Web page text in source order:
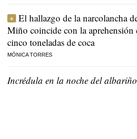
El hallazgo de la narcolancha
Miño coincide con la aprehensión
cinco toneladas de coca
MÓNICA TORRES
Incrédula en la noche del